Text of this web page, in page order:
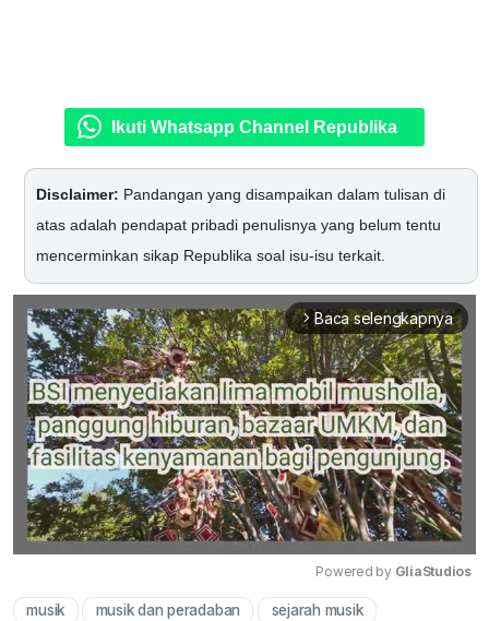
Ikuti Whatsapp Channel Republika
Disclaimer: Pandangan yang disampaikan dalam tulisan di
atas adalah pendapat pribadi penulisnya yang belum tentu
mencerminkan sikap Republika soal isu-isu terkait.
arrow_forward_ios Baca selengkapnya
Powered by GliaStudios
musik musik dan peradaban sejarah musik